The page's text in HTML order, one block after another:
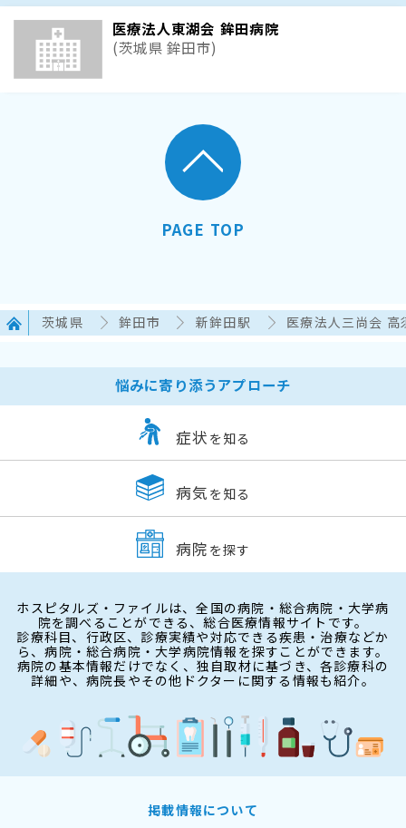
医療法人東湖会 鉾田病院
(茨城県 鉾田市)
PAGE TOP
茨城県 鉾田市 新鉾田駅 医療法人三尚会 高
悩みに寄り添うアプローチ
症状 を知る
病気 を知る
病院 を探す
ホスピタルズ・ファイルは、全国の病院・総合病院・大学病
院を調べることができる、総合医療情報サイトです。
診療科目、行政区、診療実績や対応できる疾患・治療などか
ら、病院・総合病院・大学病院情報を探すことができます。
病院の基本情報だけでなく、独自取材に基づき、各診療科の
詳細や、病院長やその他ドクターに関する情報も紹介。
掲載情報について